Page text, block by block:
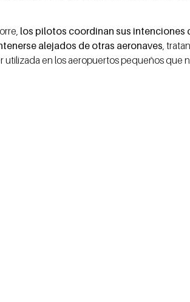
los pilotos coordinan sus intenciones
alejados de otras aeronaves,
utilizada en los aeropuertos pequeños que